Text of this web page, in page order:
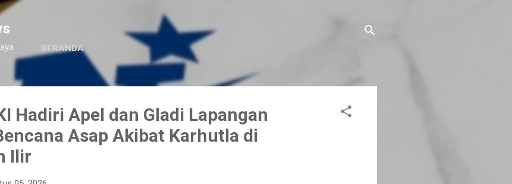
Langsung ke konten utama
BERANDA
Hadiri Apel dan Gladi Lapangan
Asap Akibat Karhutla di
Ilir